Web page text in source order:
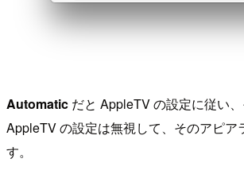
Automatic だと AppleTV の設定に従い
AppleTV の設定は無視して、そのアピア
す。